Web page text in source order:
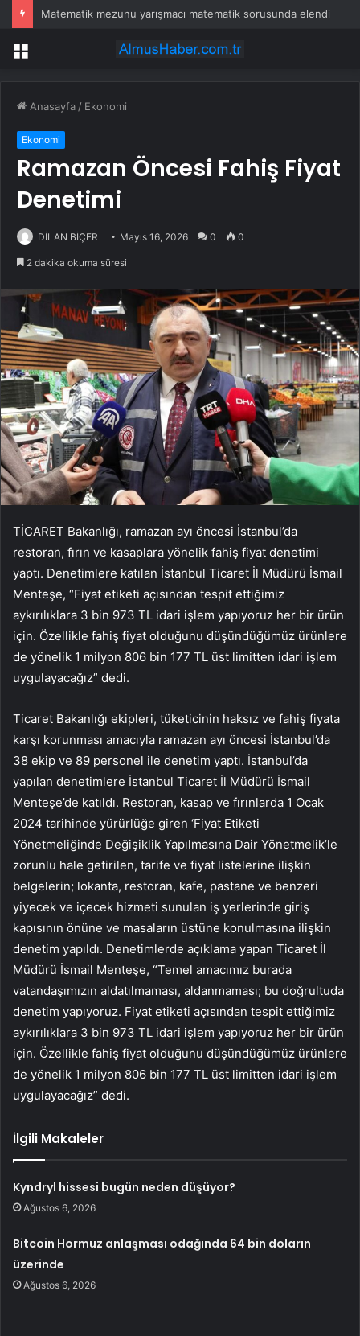
Matematik mezunu yarışmacı matematik sorusunda elendi
Menü
Anasayfa / Ekonomi
Ekonomi
Ramazan Öncesi Fahiş Fiyat
Denetimi
DİLAN BİÇER Mayıs 16, 2026 0 0
2 dakika okuma süresi
TİCARET Bakanlığı, ramazan ayı öncesi İstanbul’da
restoran, fırın ve kasaplara yönelik fahiş fiyat denetimi
yaptı. Denetimlere katılan İstanbul Ticaret İl Müdürü İsmail
Menteşe, “Fiyat etiketi açısından tespit ettiğimiz
aykırılıklara 3 bin 973 TL idari işlem yapıyoruz her bir ürün
için. Özellikle fahiş fiyat olduğunu düşündüğümüz ürünlere
de yönelik 1 milyon 806 bin 177 TL üst limitten idari işlem
uygulayacağız” dedi.
Ticaret Bakanlığı ekipleri, tüketicinin haksız ve fahiş fiyata
karşı korunması amacıyla ramazan ayı öncesi İstanbul’da
38 ekip ve 89 personel ile denetim yaptı. İstanbul’da
yapılan denetimlere İstanbul Ticaret İl Müdürü İsmail
Menteşe’de katıldı. Restoran, kasap ve fırınlarda 1 Ocak
2024 tarihinde yürürlüğe giren ‘Fiyat Etiketi
Yönetmeliğinde Değişiklik Yapılmasına Dair Yönetmelik’le
zorunlu hale getirilen, tarife ve fiyat listelerine ilişkin
belgelerin; lokanta, restoran, kafe, pastane ve benzeri
yiyecek ve içecek hizmeti sunulan iş yerlerinde giriş
kapısının önüne ve masaların üstüne konulmasına ilişkin
denetim yapıldı. Denetimlerde açıklama yapan Ticaret İl
Müdürü İsmail Menteşe, “Temel amacımız burada
vatandaşımızın aldatılmaması, aldanmaması; bu doğrultuda
denetim yapıyoruz. Fiyat etiketi açısından tespit ettiğimiz
aykırılıklara 3 bin 973 TL idari işlem yapıyoruz her bir ürün
için. Özellikle fahiş fiyat olduğunu düşündüğümüz ürünlere
de yönelik 1 milyon 806 bin 177 TL üst limitten idari işlem
uygulayacağız” dedi.
İlgili Makaleler
Kyndryl hissesi bugün neden düşüyor?
Ağustos 6, 2026
Bitcoin Hormuz anlaşması odağında 64 bin doların
üzerinde
Ağustos 6, 2026